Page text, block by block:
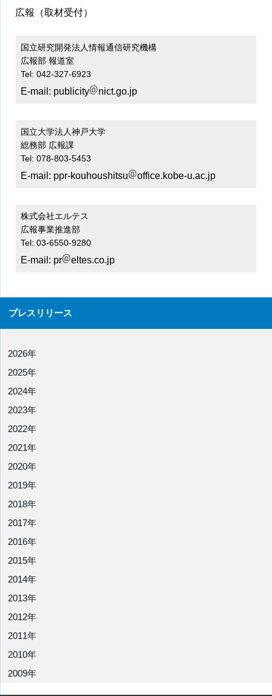
広報（取材受付）
国立研究開発法人情報通信研究機構
広報部 報道室
Tel: 042-327-6923
E-mail: publicity nict.go.jp
国立大学法人神戸大学
総務部 広報課
Tel: 078-803-5453
E-mail: ppr-kouhoushitsu office.kobe-u.ac.jp
株式会社エルテス
広報事業推進部
Tel: 03-6550-9280
E-mail: pr eltes.co.jp
プレスリリース
2026年
2025年
2024年
2023年
2022年
2021年
2020年
2019年
2018年
2017年
2016年
2015年
2014年
2013年
2012年
2011年
2010年
2009年